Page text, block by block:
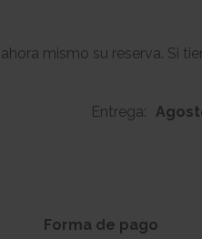
mismo su reserva. Si
Entrega:
157m2
Forma de pago